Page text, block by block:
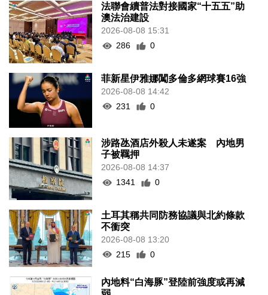
法聯會續普法對接國家“十五五”助
澳法治建設
2026-08-08 15:31
286
0
菲新星伊雅娜闖多倫多網球賽16強
2026-08-08 14:42
231
0
涉路氹酒店外殺人未遂案 內地男
子被羈押
2026-08-08 14:37
1341
0
土耳其稱共同防務協議與北約條款
不衝突
2026-08-08 13:20
215
0
內地料“白海豚”登陸前強度或再減